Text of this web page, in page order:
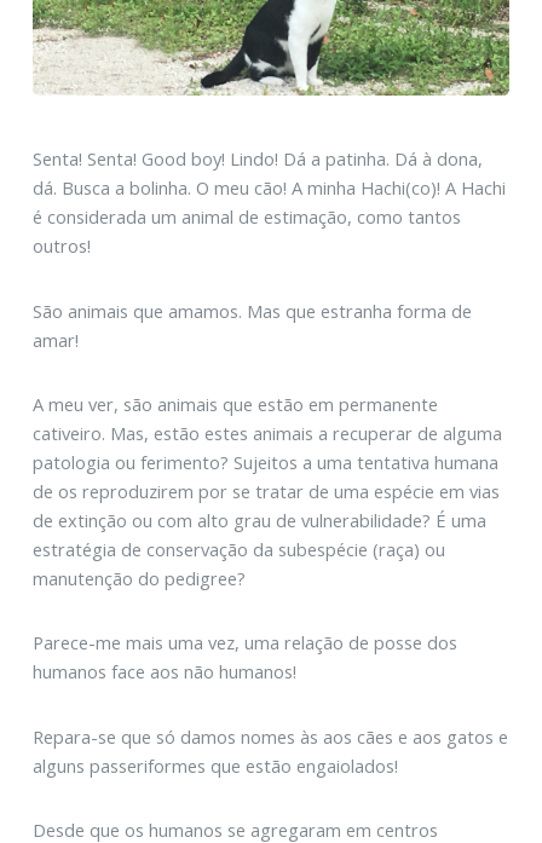
Senta! Senta! Good boy! Lindo! Dá a patinha. Dá à dona,
dá. Busca a bolinha. O meu cão! A minha Hachi(co)! A Hachi
é considerada um animal de estimação, como tantos
outros!
São animais que amamos. Mas que estranha forma de
amar!
A meu ver, são animais que estão em permanente
cativeiro. Mas, estão estes animais a recuperar de alguma
patologia ou ferimento? Sujeitos a uma tentativa humana
de os reproduzirem por se tratar de uma espécie em vias
de extinção ou com alto grau de vulnerabilidade? É uma
estratégia de conservação da subespécie (raça) ou
manutenção do pedigree?
Parece-me mais uma vez, uma relação de posse dos
humanos face aos não humanos!
Repara-se que só damos nomes às aos cães e aos gatos e
alguns passeriformes que estão engaiolados!
Desde que os humanos se agregaram em centros